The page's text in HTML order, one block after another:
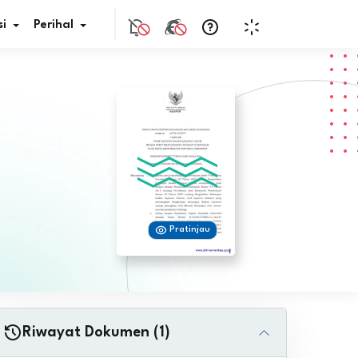
JDIH
Perihal
Pratinjau
Riwayat Dokumen (1)